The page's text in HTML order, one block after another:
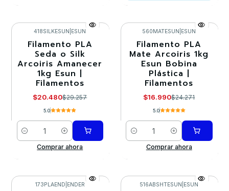
-30%
418SILKESUN ESUN
Filamento PLA
Seda o Silk
Arcoiris Amanecer
1kg Esun |
Filamentos
$20.480$29.257
5.0
Cantidad
Comprar ahora
-30%
560MATESUN ESUN
Filamento PLA
Mate Arcoiris 1kg
Esun Bobina
Plástica |
Filamentos
$16.990$24.271
5.0
Cantidad
Comprar ahora
173PLAEND ENDER 516ABSHTESUN ESUN